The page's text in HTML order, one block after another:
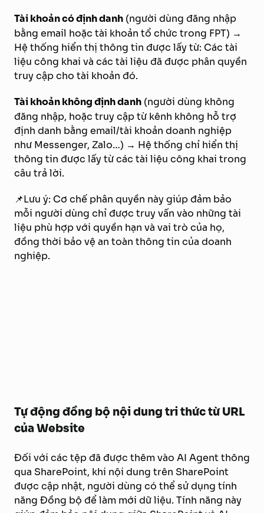
Tài khoản có định danh (người dùng đăng nhập
bằng email hoặc tài khoản tổ chức trong FPT) →
Hệ thống hiển thị thông tin được lấy từ: Các tài
liệu công khai và các tài liệu đã được phân quyền
truy cập cho tài khoản đó.
Tài khoản không định danh (người dùng không
đăng nhập, hoặc truy cập từ kênh không hỗ trợ
định danh bằng email/tài khoản doanh nghiệp
như Messenger, Zalo…) → Hệ thống chỉ hiển thị
thông tin được lấy từ các tài liệu công khai trong
câu trả lời.
📌Lưu ý: Cơ chế phân quyền này giúp đảm bảo
mỗi người dùng chỉ được truy vấn vào những tài
liệu phù hợp với quyền hạn và vai trò của họ,
đồng thời bảo vệ an toàn thông tin của doanh
nghiệp.
Tự động đồng bộ nội dung tri thức từ URL
của Website
Đối với các tệp đã được thêm vào AI Agent thông
qua SharePoint, khi nội dung trên SharePoint
được cập nhật, người dùng có thể sử dụng tính
năng Đồng bộ để làm mới dữ liệu. Tính năng này